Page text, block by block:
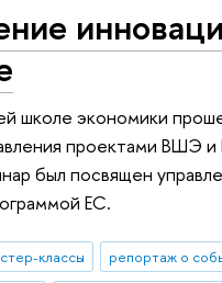
школе экономики
проектами ВШЭ
был посвящен
ЕС.
классы репортаж о